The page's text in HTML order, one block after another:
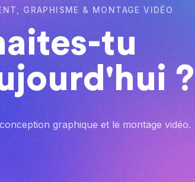
GRAPHISME & MONTAGE VIDÉO
tu
?
graphique et le montage vidéo.